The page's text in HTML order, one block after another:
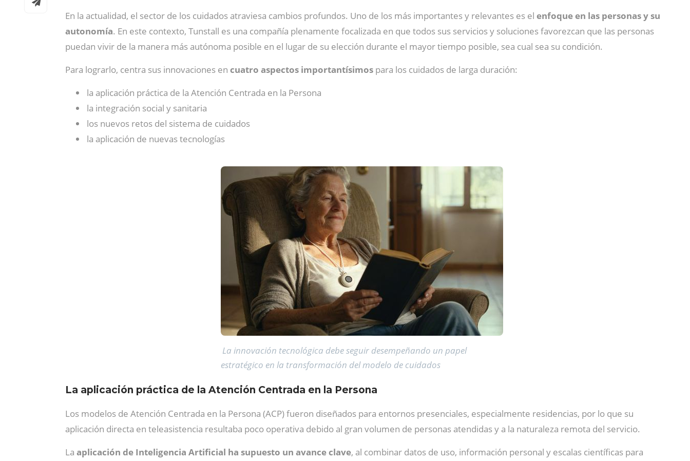
En la actualidad, el sector de los cuidados atraviesa cambios profundos. Uno de los más importantes y relevantes es el enfoque en las personas y su
autonomía. En este contexto, Tunstall es una compañía plenamente focalizada en que todos sus servicios y soluciones favorezcan que las personas
puedan vivir de la manera más autónoma posible en el lugar de su elección durante el mayor tiempo posible, sea cual sea su condición.
Para lograrlo, centra sus innovaciones en cuatro aspectos importantísimos para los cuidados de larga duración:
la aplicación práctica de la Atención Centrada en la Persona
la integración social y sanitaria
los nuevos retos del sistema de cuidados
la aplicación de nuevas tecnologías
La innovación tecnológica debe seguir desempeñando un papel
estratégico en la transformación del modelo de cuidados
La aplicación práctica de la Atención Centrada en la Persona
Los modelos de Atención Centrada en la Persona (ACP) fueron diseñados para entornos presenciales, especialmente residencias, por lo que su
aplicación directa en teleasistencia resultaba poco operativa debido al gran volumen de personas atendidas y a la naturaleza remota del servicio.
La aplicación de Inteligencia Artificial ha supuesto un avance clave, al combinar datos de uso, información personal y escalas científicas para